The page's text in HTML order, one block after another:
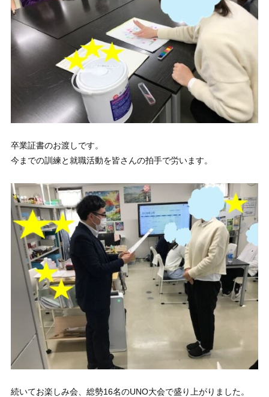
卒業証書のお渡しです。
今までの訓練と就職活動を皆さんの拍手で労います。
続いてお楽しみ会、総勢16名のUNO大会で盛り上がりました。